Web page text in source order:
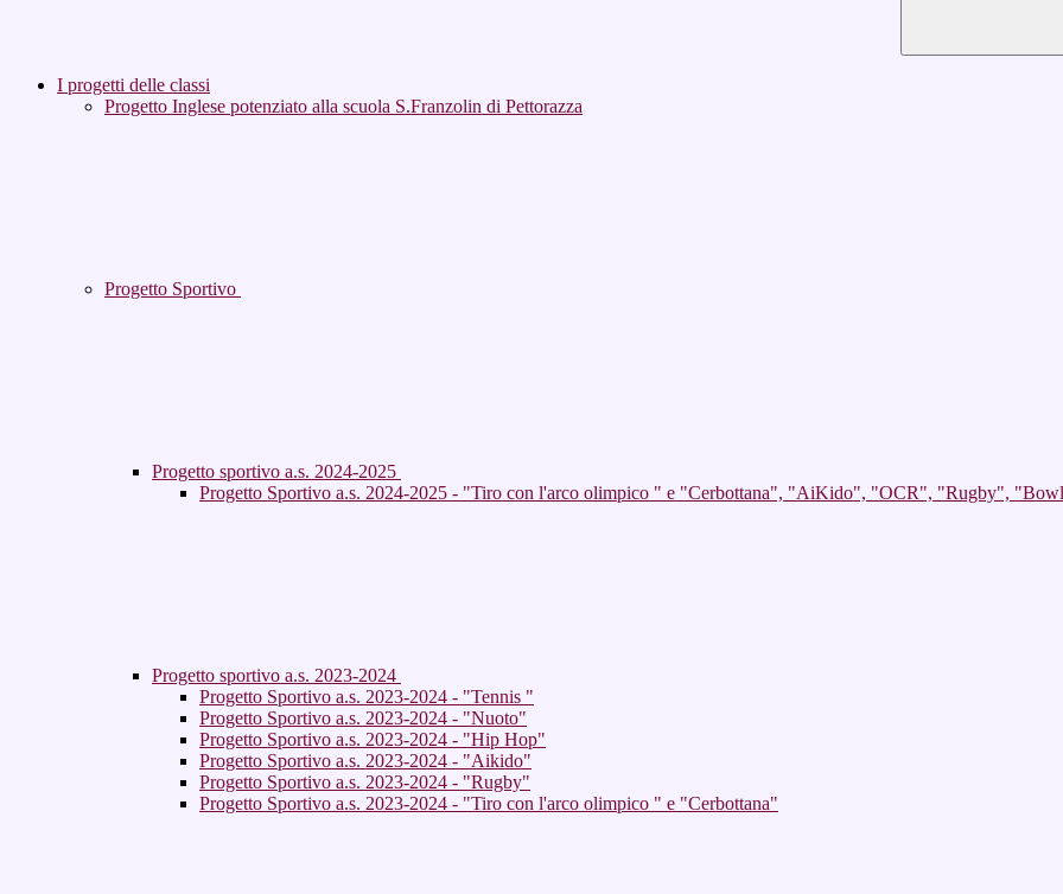
I progetti delle classi
Progetto Inglese potenziato alla scuola S.Franzolin di Pettorazza
Progetto Sportivo
Progetto sportivo a.s. 2024-2025
Progetto Sportivo a.s. 2024-2025 - "Tiro con l'arco olimpico " e "Cerbottana", "AiKido", "OCR", "Rugby",
Progetto sportivo a.s. 2023-2024
Progetto Sportivo a.s. 2023-2024 - "Tennis "
Progetto Sportivo a.s. 2023-2024 - "Nuoto"
Progetto Sportivo a.s. 2023-2024 - "Hip Hop"
Progetto Sportivo a.s. 2023-2024 - "Aikido"
Progetto Sportivo a.s. 2023-2024 - "Rugby"
Progetto Sportivo a.s. 2023-2024 - "Tiro con l'arco olimpico " e "Cerbottana"